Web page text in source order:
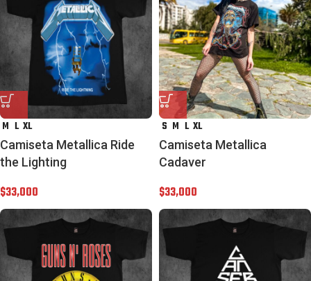
M L XL
Camiseta Metallica Ride
the Lighting
$33,000
S M L XL
Camiseta Metallica
Cadaver
$33,000